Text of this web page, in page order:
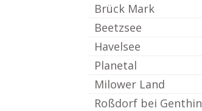
Brück Mark
Beetzsee
Havelsee
Planetal
Milower Land
Roßdorf bei Genthin